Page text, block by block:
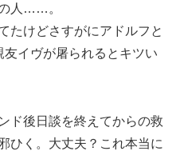
人……。
たけどさすがにアドルフと
イヴが屠られるとキツい
ド後日談を終えてからの救
ひく。大丈夫？これ本当に